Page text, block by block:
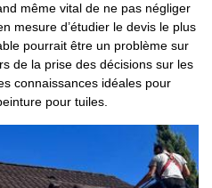
même vital de ne pas négliger
mesure d’étudier le devis le plus
pourrait être un problème sur
de la prise des décisions sur les
connaissances idéales pour
pour tuiles.